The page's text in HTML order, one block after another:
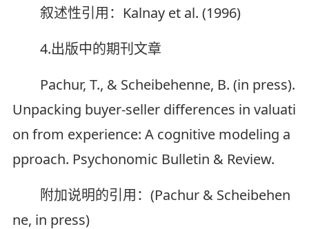
叙述性引用：Kalnay et al. (1996)
4.出版中的期刊文章
Pachur, T., & Scheibehenne, B. (in press).
Unpacking buyer-seller differences in valuati
on from experience: A cognitive modeling a
pproach. Psychonomic Bulletin & Review.
附加说明的引用：(Pachur & Scheibehen
ne, in press)